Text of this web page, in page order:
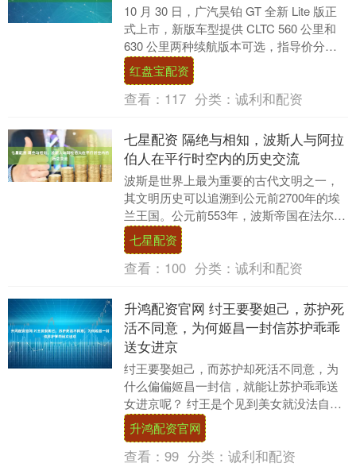
10 月 30 日，广汽昊铂 GT 全新 Lite 版正
式上市，新版车型提供 CLTC 560 公里和
630 公里两种续航版本可选，指导价分别
为 15.38 ....
红盘宝配资
查看： 117 分类： 诚利和配资
七星配资 隔绝与相知，波斯人与阿拉
伯人在平行时空内的历史交流
波斯是世界上最为重要的古代文明之一，
其文明历史可以追溯到公元前2700年的埃
兰王国。公元前553年，波斯帝国在法尔斯
地区崛起，居鲁士二世于公元前550年推翻
了米....
七星配资
查看： 100 分类： 诚利和配资
升鸿配资官网 纣王要娶妲己，苏护死
活不同意，为何姬昌一封信苏护乖乖
送女进京
纣王要娶妲己，而苏护却死活不同意，为
什么偏偏姬昌一封信，就能让苏护乖乖送
女进京呢？ 纣王是个见到美女就没法自制
的人。在一次祭奠女娲的活动中，纣王居
然看着女娲的画....
升鸿配资官网
查看： 99 分类： 诚利和配资